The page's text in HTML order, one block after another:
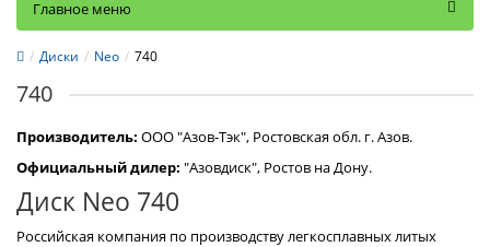
Главное меню
Диски Neo 740
740
Производитель: OOO "Азов-Тэк", Ростовская обл. г. Азов.
Официальный дилер: "Азовдиск", Ростов на Дону.
Диск Neo 740
Российская компания по производству легкосплавных литых